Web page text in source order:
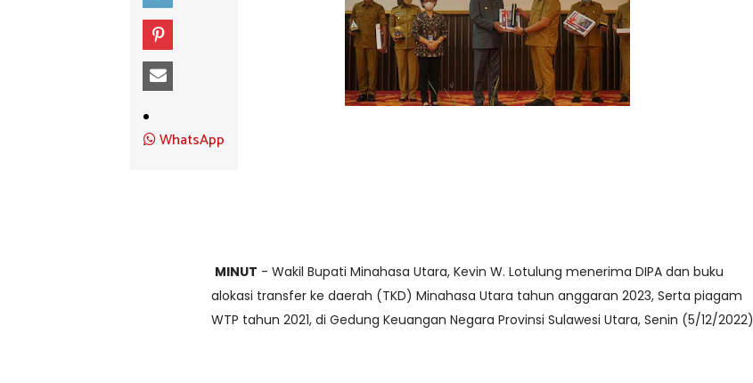
WhatsApp
MINUT - Wakil Bupati Minahasa Utara, Kevin W. Lotulung menerima DIPA dan buku
alokasi transfer ke daerah (TKD) Minahasa Utara tahun anggaran 2023, Serta piagam
WTP tahun 2021, di Gedung Keuangan Negara Provinsi Sulawesi Utara, Senin (5/12/2022)